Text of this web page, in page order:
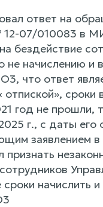
ответ на
12-07/010083 в
бездействие
не начислению и
что ответ
сроки
год не прошли,
г., с даты его
заявлением в
признать
начислить и